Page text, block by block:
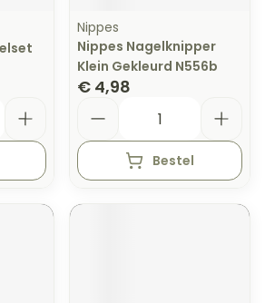
Nippes
Nippes Nagelknipper
Klein Gekleurd N556b
€ 4,98
Bestel